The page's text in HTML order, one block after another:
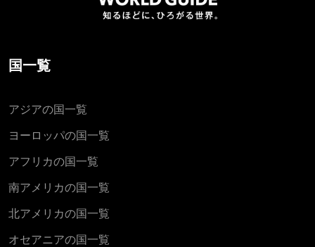
国一覧
アジアの国一覧
ヨーロッパの国一覧
アフリカの国一覧
南アメリカの国一覧
北アメリカの国一覧
オセアニアの国一覧